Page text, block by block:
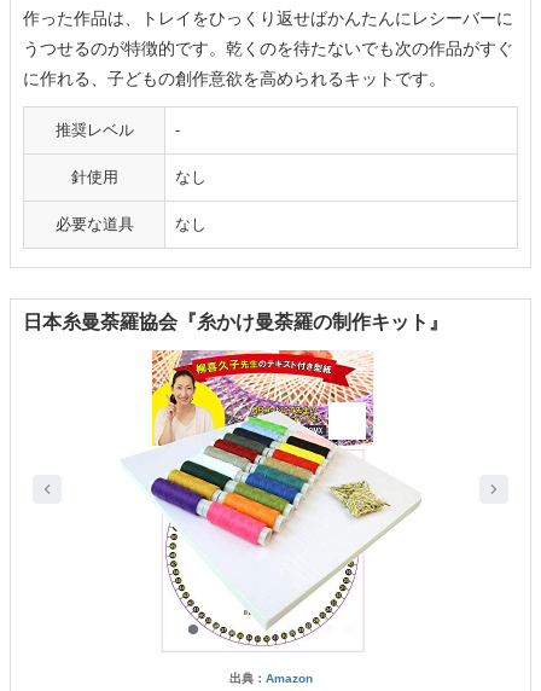
作った作品は、トレイをひっくり返せばかんたんにレシーバーに
うつせるのが特徴的です。乾くのを待たないでも次の作品がすぐ
に作れる、子どもの創作意欲を高められるキットです。
推奨レベル -
針使用 なし
必要な道具 なし
日本糸曼荼羅協会『糸かけ曼荼羅の制作キット』
出典： Amazon